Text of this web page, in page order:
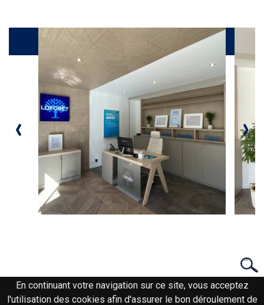
Galerie
‹ ›
En continuant votre navigation sur ce site, vous acceptez
l'utilisation des cookies afin d'assurer le bon déroulement de